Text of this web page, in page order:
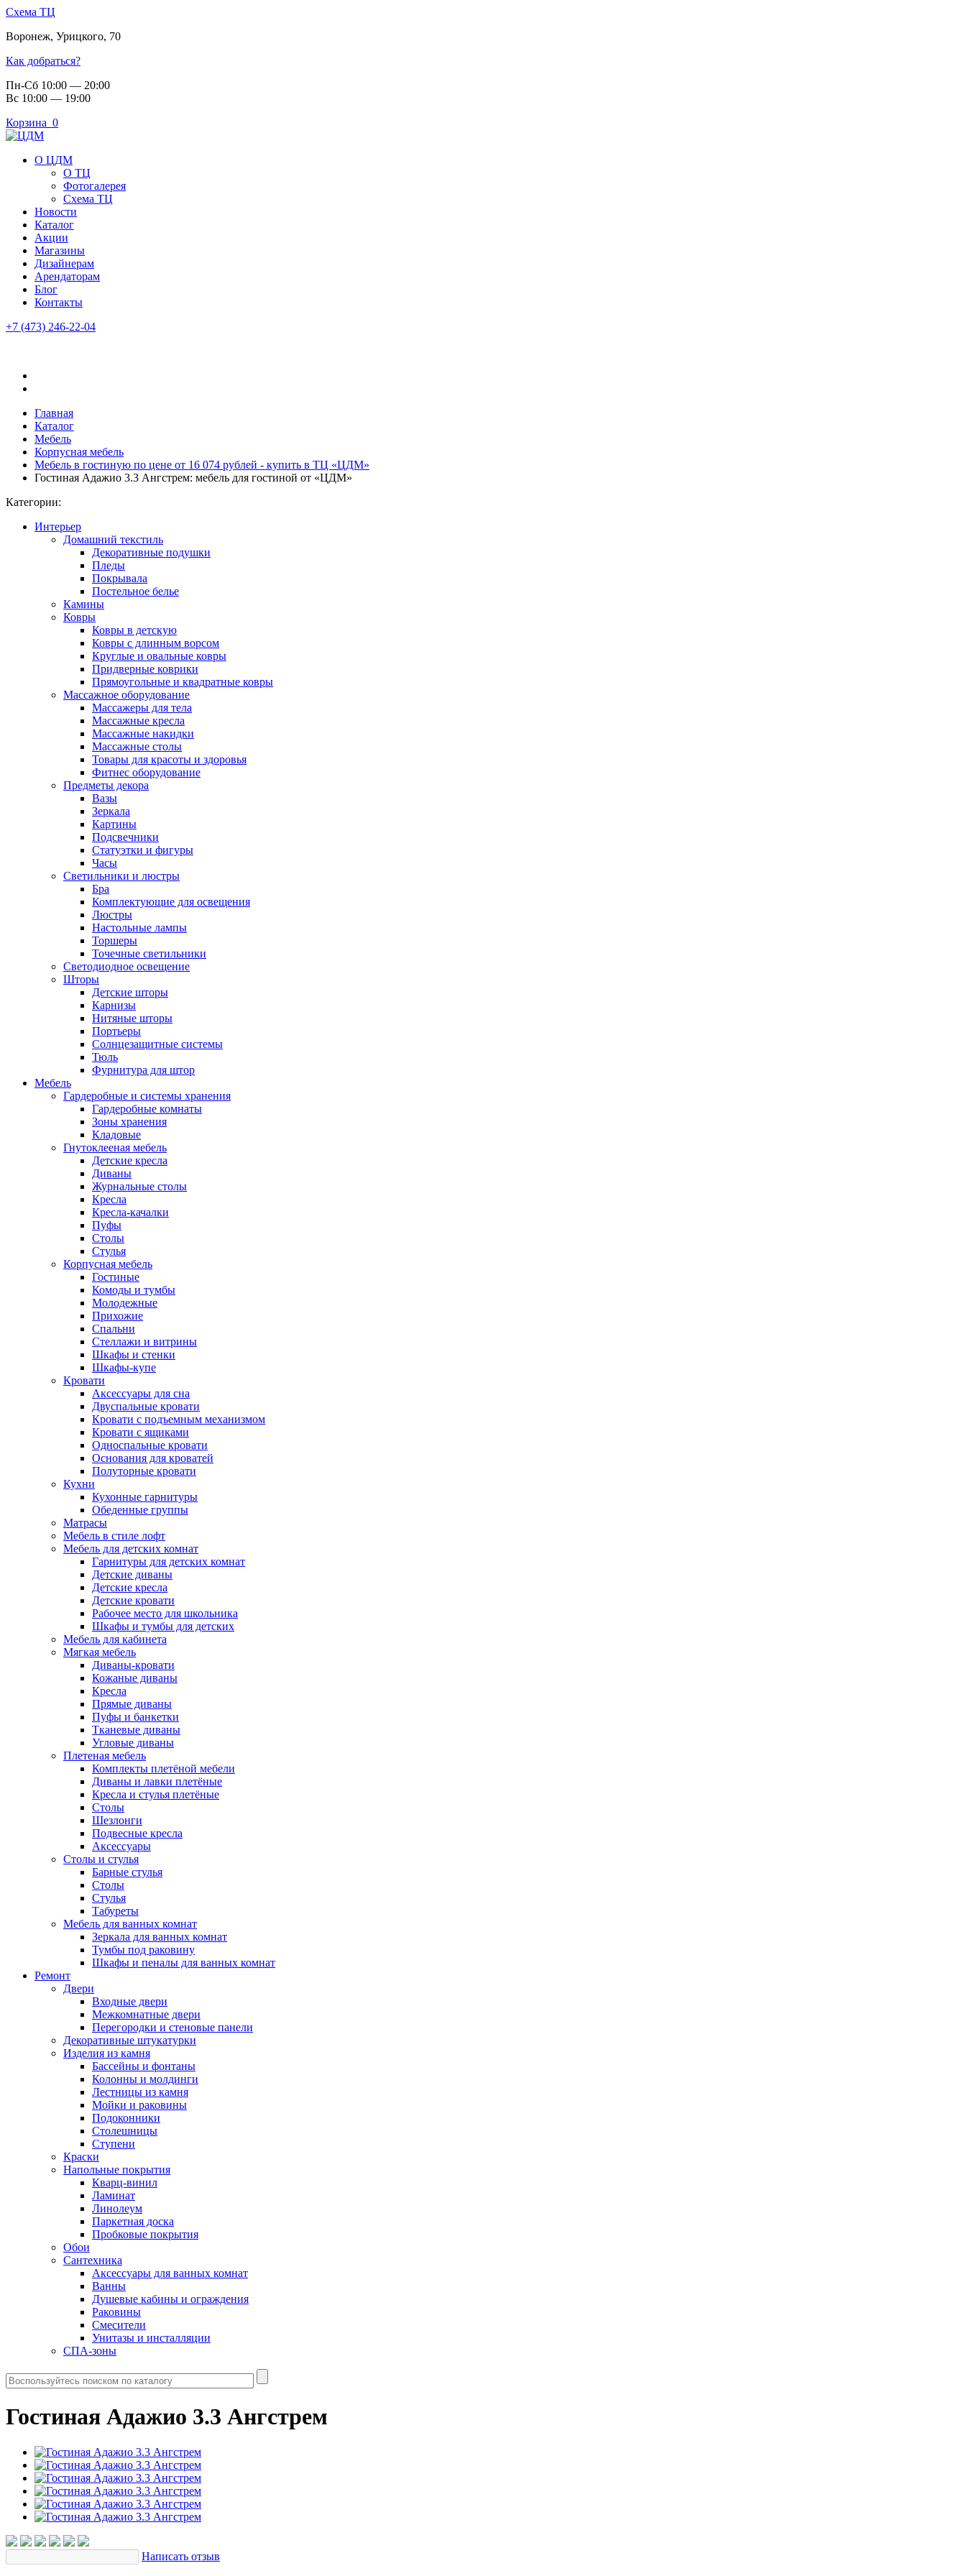
Схема ТЦ
Воронеж, Урицкого, 70
Как добраться?
Пн-Сб 10:00 — 20:00
Вс 10:00 — 19:00
Корзина 0
О ЦДМ
О ТЦ
Фотогалерея
Схема ТЦ
Новости
Каталог
Акции
Магазины
Дизайнерам
Арендаторам
Блог
Контакты
+7 (473) 246-22-04
Главная
Каталог
Мебель
Корпусная мебель
Мебель в гостиную по цене от 16 074 рублей - купить в ТЦ «ЦДМ»
Гостиная Адажио 3.3 Ангстрем: мебель для гостиной от «ЦДМ»
Категории:
Интерьер
Домашний текстиль
Декоративные подушки
Пледы
Покрывала
Постельное белье
Камины
Ковры
Ковры в детскую
Ковры с длинным ворсом
Круглые и овальные ковры
Придверные коврики
Прямоугольные и квадратные ковры
Массажное оборудование
Массажеры для тела
Массажные кресла
Массажные накидки
Массажные столы
Товары для красоты и здоровья
Фитнес оборудование
Предметы декора
Вазы
Зеркала
Картины
Подсвечники
Статуэтки и фигуры
Часы
Светильники и люстры
Бра
Комплектующие для освещения
Люстры
Настольные лампы
Торшеры
Точечные светильники
Светодиодное освещение
Шторы
Детские шторы
Карнизы
Нитяные шторы
Портьеры
Солнцезащитные системы
Тюль
Фурнитура для штор
Мебель
Гардеробные и системы хранения
Гардеробные комнаты
Зоны хранения
Кладовые
Гнутоклееная мебель
Детские кресла
Диваны
Журнальные столы
Кресла
Кресла-качалки
Пуфы
Столы
Стулья
Корпусная мебель
Гостиные
Комоды и тумбы
Молодежные
Прихожие
Спальни
Стеллажи и витрины
Шкафы и стенки
Шкафы-купе
Кровати
Аксессуары для сна
Двуспальные кровати
Кровати с подъемным механизмом
Кровати с ящиками
Односпальные кровати
Основания для кроватей
Полуторные кровати
Кухни
Кухонные гарнитуры
Обеденные группы
Матрасы
Мебель в стиле лофт
Мебель для детских комнат
Гарнитуры для детских комнат
Детские диваны
Детские кресла
Детские кровати
Рабочее место для школьника
Шкафы и тумбы для детских
Мебель для кабинета
Мягкая мебель
Диваны-кровати
Кожаные диваны
Кресла
Прямые диваны
Пуфы и банкетки
Тканевые диваны
Угловые диваны
Плетеная мебель
Комплекты плетёной мебели
Диваны и лавки плетёные
Кресла и стулья плетёные
Столы
Шезлонги
Подвесные кресла
Аксессуары
Столы и стулья
Барные стулья
Столы
Стулья
Табуреты
Мебель для ванных комнат
Зеркала для ванных комнат
Тумбы под раковину
Шкафы и пеналы для ванных комнат
Ремонт
Двери
Входные двери
Межкомнатные двери
Перегородки и стеновые панели
Декоративные штукатурки
Изделия из камня
Бассейны и фонтаны
Колонны и молдинги
Лестницы из камня
Мойки и раковины
Подоконники
Столешницы
Ступени
Краски
Напольные покрытия
Кварц-винил
Ламинат
Линолеум
Паркетная доска
Пробковые покрытия
Обои
Сантехника
Аксессуары для ванных комнат
Ванны
Душевые кабины и ограждения
Раковины
Смесители
Унитазы и инсталляции
СПА-зоны
Гостиная Адажио 3.3 Ангстрем
Написать отзыв